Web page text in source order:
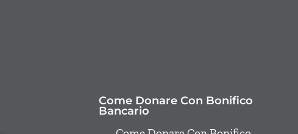
Come Donare Con Bonifico
Bancario